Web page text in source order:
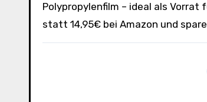
Polypropylenfilm – ideal als
statt 14,95€ bei Amazon und spare